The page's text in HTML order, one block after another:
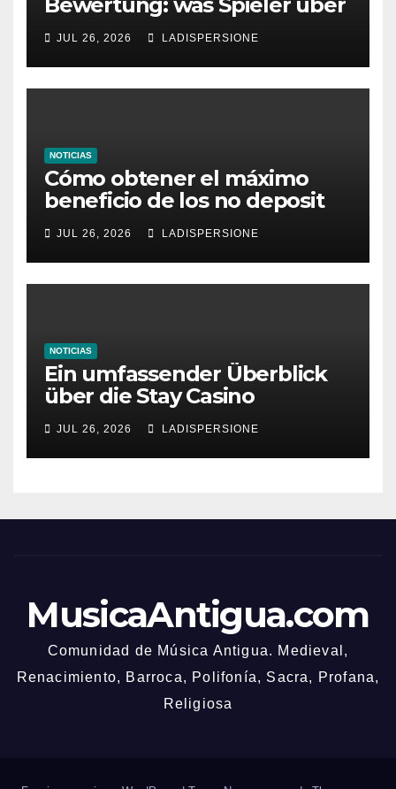
dieses Casino denken
JUL 26, 2026 LADISPERSIONE
NOTICIAS
Cómo obtener el máximo
beneficio de los no deposit
bonus codes de roby casino
JUL 26, 2026 LADISPERSIONE
NOTICIAS
Ein umfassender Überblick
über die Stay Casino
Bonusbedingungen
JUL 26, 2026 LADISPERSIONE
MusicaAntigua.com
Comunidad de Música Antigua. Medieval,
Renacimiento, Barroca, Polifonía, Sacra, Profana,
Religiosa